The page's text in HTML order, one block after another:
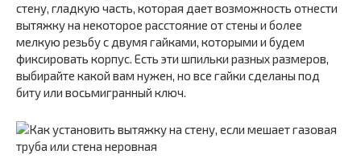
стену, гладкую часть, которая дает возможность отнести
вытяжку на некоторое расстояние от стены и более
мелкую резьбу с двумя гайками, которыми и будем
фиксировать корпус. Есть эти шпильки разных размеров,
выбирайте какой вам нужен, но все гайки сделаны под
биту или восьмигранный ключ.